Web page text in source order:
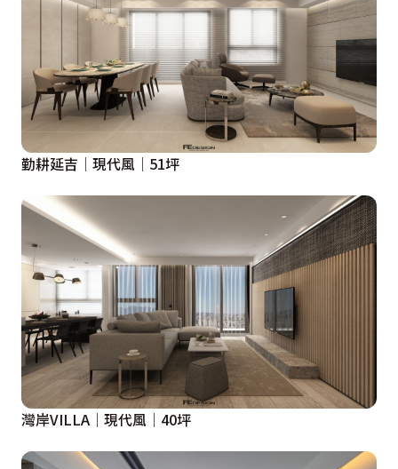
勤耕延吉│現代風│51坪
灣岸VILLA│現代風│40坪